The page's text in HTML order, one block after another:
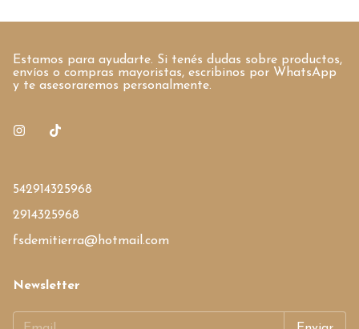
Estamos para ayudarte. Si tenés dudas sobre productos,
envíos o compras mayoristas, escribinos por WhatsApp
y te asesoraremos personalmente.
542914325968
2914325968
fsdemitierra@hotmail.com
Newsletter